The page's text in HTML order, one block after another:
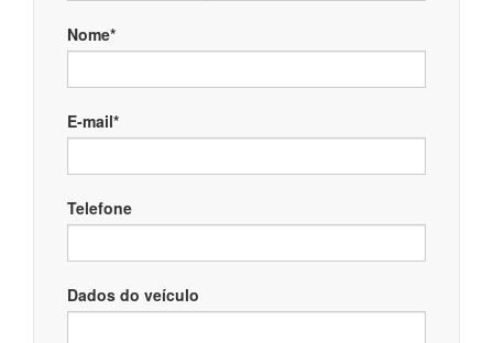
Nome*
E-mail*
Telefone
Dados do veículo